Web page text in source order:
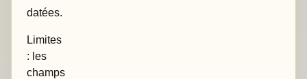
datées.
Limites
: les
champs